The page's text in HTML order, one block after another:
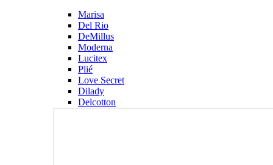
Marisa
Del Rio
DeMillus
Moderna
Lucitex
Plié
Love Secret
Dilady
Delcotton